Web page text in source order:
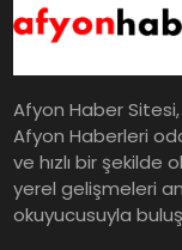
Afyon Haber
Afyon Haberleri
ve hızlı bir şekilde
yerel gelişmeleri
okuyucusuyla